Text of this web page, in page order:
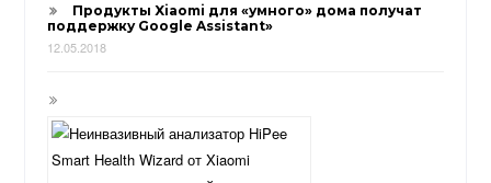
Продукты Xiaomi для «умного» дома получат
поддержку Google Assistant»
12.05.2018